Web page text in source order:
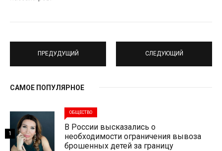
ПРЕДУДУЩИЙ СЛЕДУЮЩИЙ
САМОЕ ПОПУЛЯРНОЕ
ОБЩЕСТВО
В России высказались о
необходимости ограничения вывоза
брошенных детей за границу
1